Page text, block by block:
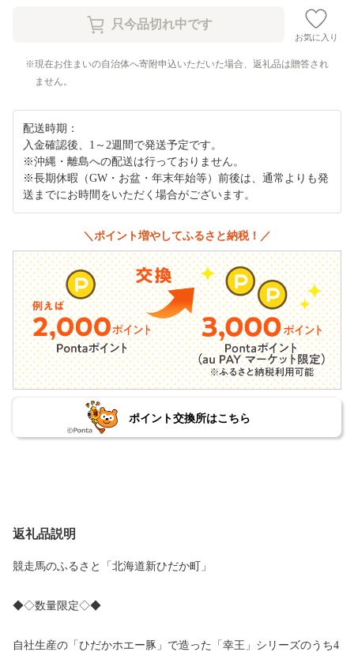
お気に入り
現在お住まいの自治体へ寄附申込いただいた場合、返礼品は贈答され
ません。
配送時期：
入金確認後、1～2週間で発送予定です。
※沖縄・離島への配送は行っておりません。
※長期休暇（GW・お盆・年末年始等）前後は、通常よりも発
送までにお時間をいただく場合がございます。
＼ポイント増やしてふるさと納税！／
ポイント交換所はこちら
返礼品説明
競走馬のふるさと「北海道新ひだか町」
◆◇数量限定◇◆
自社生産の「ひだかホエー豚」で造った「幸王」シリーズのうち4